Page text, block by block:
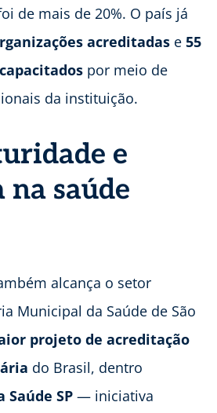
de mais de 20%. O país já
acreditadas e 55
por meio de
da instituição.
e
saúde
alcança o setor
Municipal da Saúde de São
projeto de acreditação
do Brasil, dentro
Saúde SP — iniciativa